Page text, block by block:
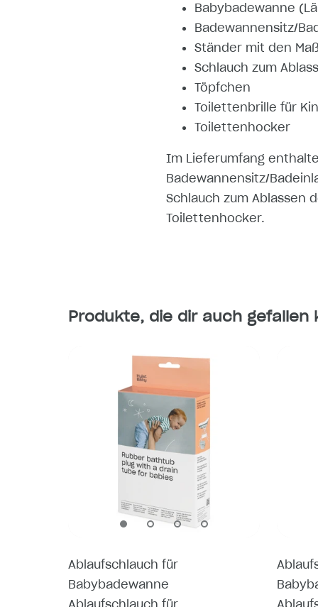
Babybadewanne
Badewannensitz/
Ständer mit den
Schlauch zum
Töpfchen
Toilettenbrille für
Toilettenhocker
Im Lieferumfang
Badewannensitz/
Schlauch zum Ablassen
Toilettenhocker.
Produkte, die dir auch gefallen
Ablaufschlauch für
Babybadewanne
Ablaufschlauch für